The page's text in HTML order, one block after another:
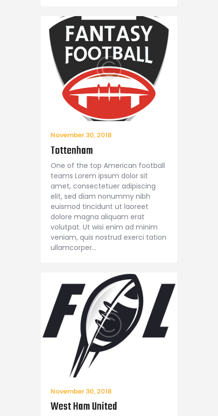
November 30, 2018
Tottenham
One of the top American football
teams Lorem ipsum dolor sit
amet, consectetuer adipiscing
elit, sed diam nonummy nibh
euismod tincidunt ut laoreet
dolore magna aliquam erat
volutpat. Ut wisi enim ad minim
veniam, quis nostrud exerci tation
ullamcorper…
November 30, 2018
West Ham United